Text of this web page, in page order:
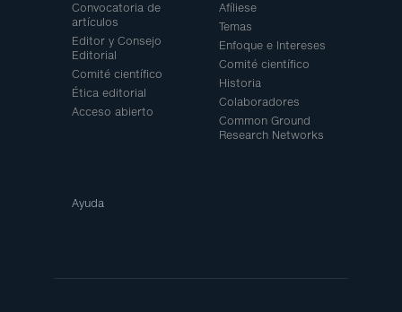
Convocatoria de
artículos
Editor y Consejo
Editorial
Comité científico
Ética editorial
Acceso abierto
Afíliese
Temas
Enfoque e Intereses
Comité científico
Historia
Colaboradores
Common Ground
Research Networks
Ayuda